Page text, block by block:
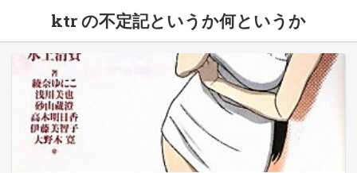
ktr の不定記というか何というか